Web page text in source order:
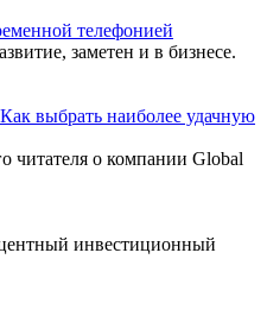
телефонией
заметен и в бизнесе.
выбрать наиболее удачную
читателя о компании Global
инвестиционный